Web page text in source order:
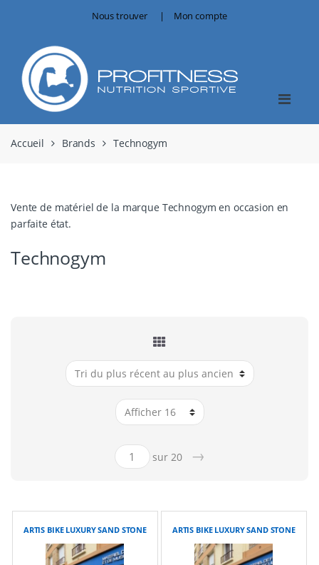
Nous trouver Mon compte
Accueil Brands Technogym
Vente de matériel de la marque Technogym en occasion en
parfaite état.
Technogym
sur 20 →
ARTIS BIKE LUXURY SAND STONE ARTIS BIKE LUXURY SAND STONE